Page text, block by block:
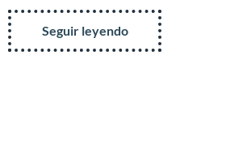
Seguir leyendo